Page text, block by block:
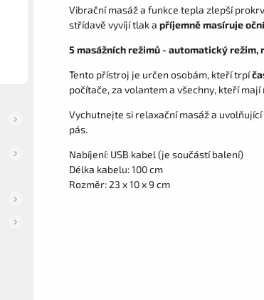
Vibrační masáž a funkce tepla zlepší
střídavě vyvíjí tlak a příjemně masíruje
5 masážních režimů - automatický
Tento přístroj je určen osobám, kteří trpí
počítače, za volantem a všechny, kteří
Vychutnejte si relaxační masáž a
pás.
Nabíjení: USB kabel (je součástí balení)
Délka kabelu: 100 cm
Rozměr: 23 x 10 x 9 cm